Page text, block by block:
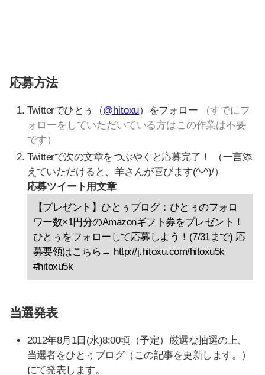
応募方法
Twitterでひとぅ（@hitoxu）をフォロー
（すでにフ
ォローをしていただいている方はこの作業は不要
です）
Twitterで次の文章をつぶやくと応募完了！ （一言添
えていただけると、羊さんが喜びます(^-^)/）
応募ツイート用文章
【プレゼント】ひとぅブログ：ひとぅのフォロ
ワー数×1円分のAmazonギフト券をプレゼント！
ひとぅをフォローして応募しよう！(7/31まで) 応
募要領はこちら→ http://j.hitoxu.com/hitoxu5k
#hitoxu5k
当選発表
2012年8月1日(水)8:00頃（予定）厳選な抽選の上、
当選者をひとぅブログ（この記事を更新します。）
にて発表します。